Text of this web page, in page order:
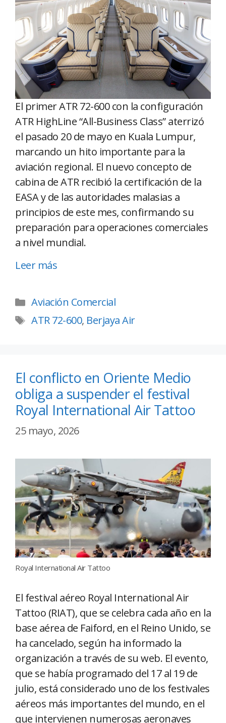
El primer ATR 72-600 con la configuración
ATR HighLine “All-Business Class” aterrizó
el pasado 20 de mayo en Kuala Lumpur,
marcando un hito importante para la
aviación regional. El nuevo concepto de
cabina de ATR recibió la certificación de la
EASA y de las autoridades malasias a
principios de este mes, confirmando su
preparación para operaciones comerciales
a nivel mundial.
Leer más
Aviación Comercial
ATR 72-600, Berjaya Air
El conflicto en Oriente Medio
obliga a suspender el festival
Royal International Air Tattoo
25 mayo, 2026
Royal International Air Tattoo
El festival aéreo Royal International Air
Tattoo (RIAT), que se celebra cada año en la
base aérea de Faiford, en el Reino Unido, se
ha cancelado, según ha informado la
organización a través de su web. El evento,
que se había programado del 17 al 19 de
julio, está considerado uno de los festivales
aéreos más importantes del mundo, en el
que intervienen numerosas aeronaves